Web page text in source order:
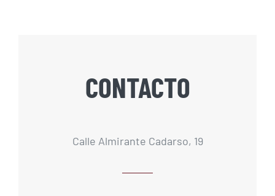
CONTACTO
Calle Almirante Cadarso, 19